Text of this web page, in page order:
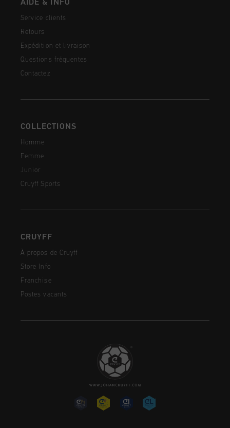
AIDE & INFO
Service clients
Retours
Expédition et livraison
Questions fréquentes
Contactez
COLLECTIONS
Homme
Femme
Junior
Cruyff Sports
CRUYFF
À propos de Cruyff
Store Info
Franchise
Postes vacants